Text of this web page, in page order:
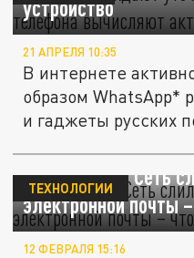
устройство
21 АПРЕЛЯ 10:35
В интернете
образом WhatsApp*
и гаджеты русских
Cybernews: В Сеть
электронной почты
ТЕХНОЛОГИИ
12 ФЕВРАЛЯ 15:16